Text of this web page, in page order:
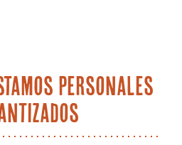
personales